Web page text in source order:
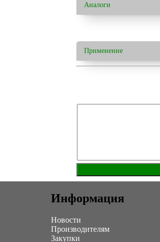
Аналоги
Применение
Информация
Новости
Производителям
Закупки